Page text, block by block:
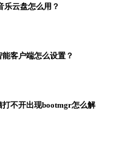
乐云盘怎么用？
客户端怎么设置？
不开出现bootmgr怎么解